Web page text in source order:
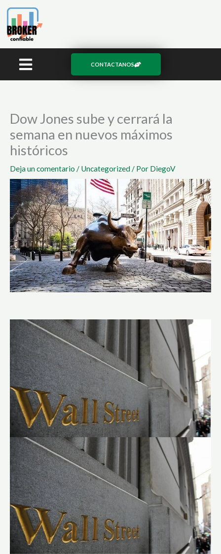
contenido
CONTACTANOS
Dow Jones sube y cerrará la
semana en nuevos máximos
históricos
Deja un comentario / Uncategorized/ Por DiegoV